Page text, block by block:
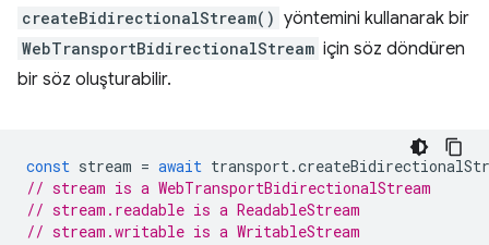
createBidirectionalStream() yöntemini kullanarak bir
WebTransportBidirectionalStream için söz döndüren
bir söz oluşturabilir.
const stream = await transport.
// stream is a WebTransportBidirectionalStream
// stream.readable is a ReadableStream
// stream.writable is a WritableStream